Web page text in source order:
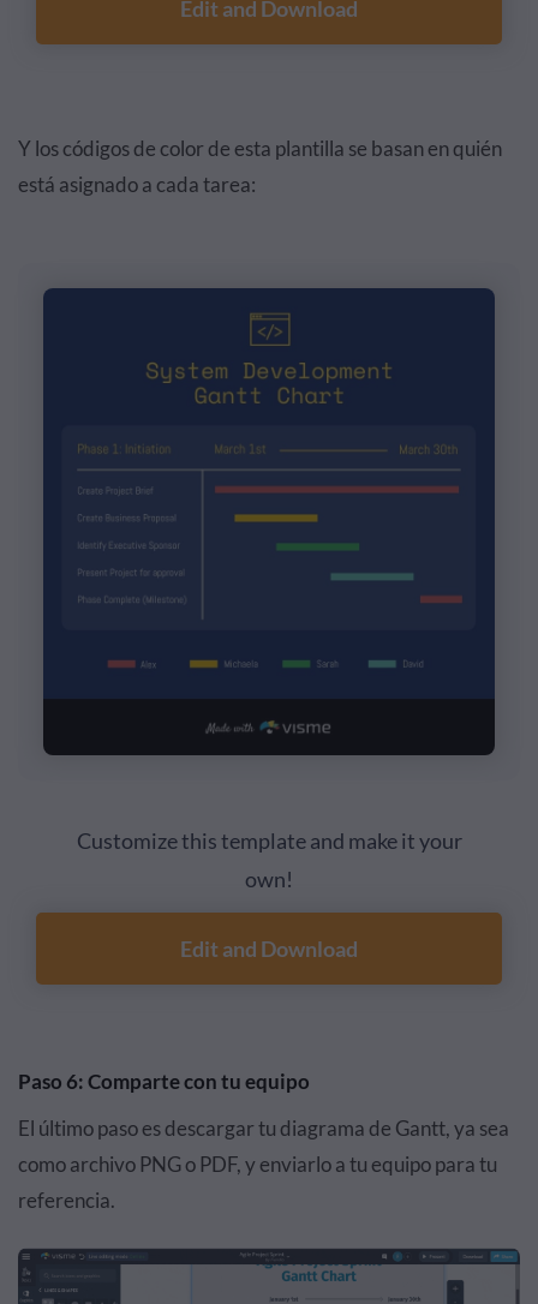
Edit and Download
Y los códigos de color de esta plantilla se basan en quién
está asignado a cada tarea:
Customize this template and make it your
own!
Edit and Download
Paso 6: Comparte con tu equipo
El último paso es descargar tu diagrama de Gantt, ya sea
como archivo PNG o PDF, y enviarlo a tu equipo para tu
referencia.